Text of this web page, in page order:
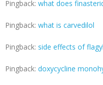
Pingback: what does
Pingback: what is carvedilol
Pingback: side effects of flagyl
Pingback: doxycycline